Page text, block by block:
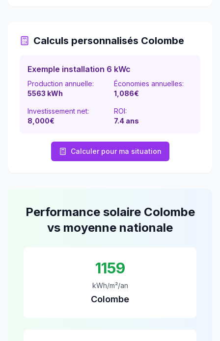
Calculs personnalisés Colombe
Exemple installation 6 kWc
Production annuelle:
5563 kWh
Économies annuelles:
1,086€
Investissement net:
8,000€
ROI:
7.4 ans
Calculer pour ma situation
Performance solaire Colombe
vs moyenne nationale
1159
kWh/m²/an
Colombe